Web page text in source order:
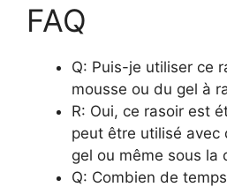
FAQ
Q: Puis-je utiliser ce
mousse ou du gel à
R: Oui, ce rasoir est
peut être utilisé avec
gel ou même sous la
Q: Combien de